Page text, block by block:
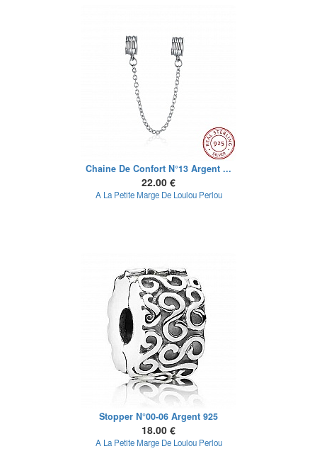
Chaine De Confort N°13 Argent ...
22.00 €
A La Petite Marge De Loulou Perlou
Stopper N°00-06 Argent 925
18.00 €
A La Petite Marge De Loulou Perlou